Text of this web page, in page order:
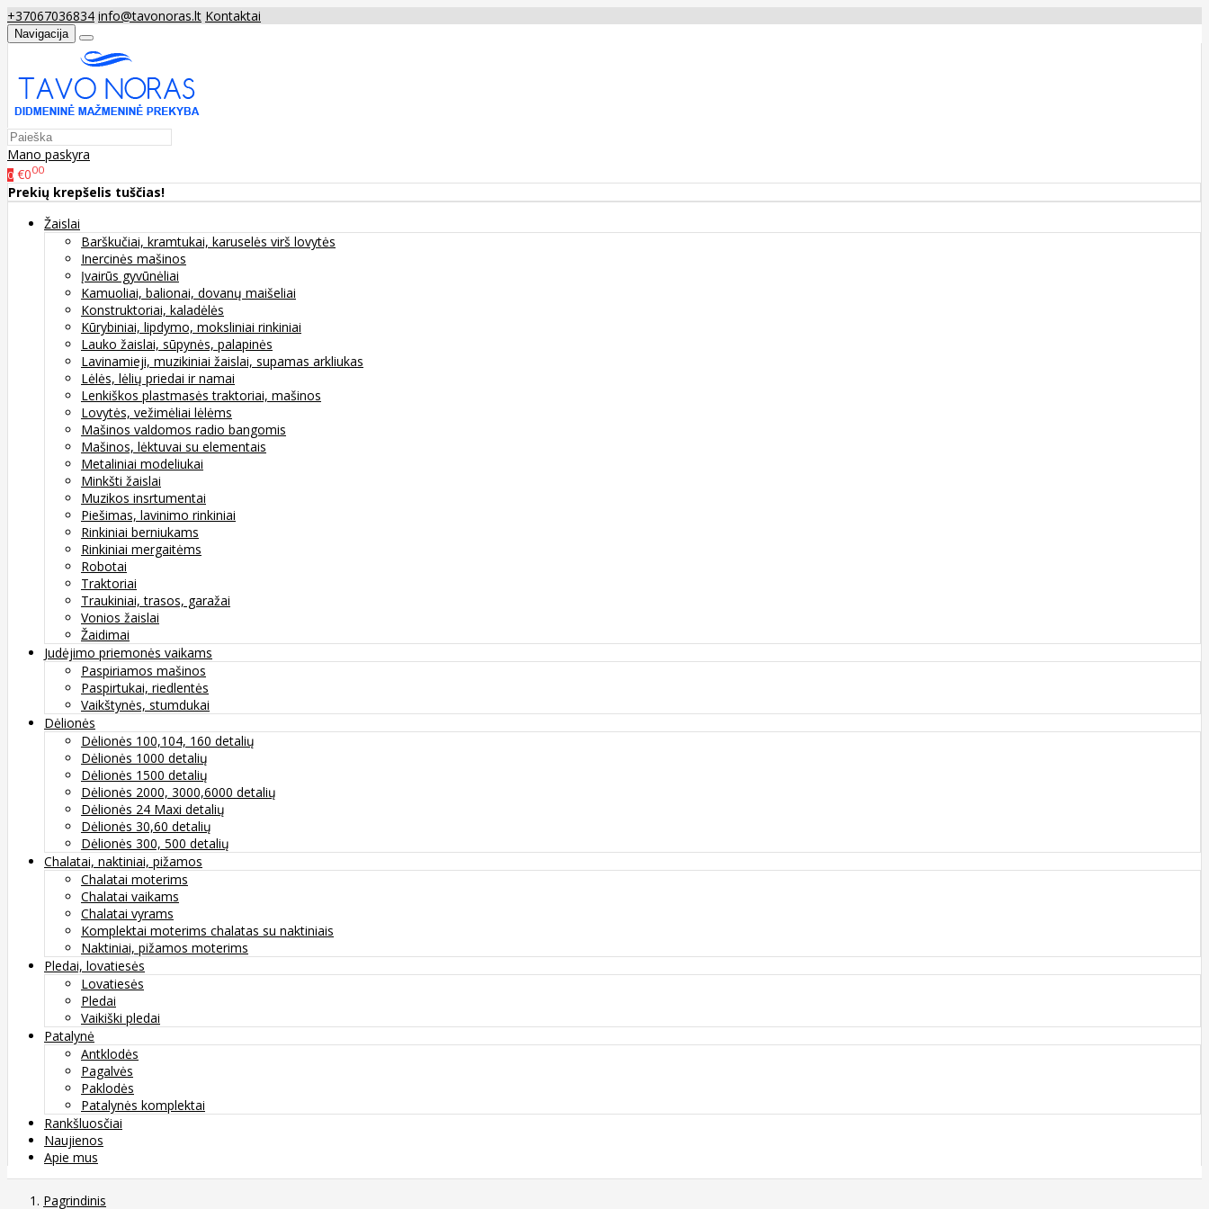
+37067036834 info@tavonoras.lt Kontaktai
Navigacija
Mano paskyra
0 €000
Prekių krepšelis tuščias!
Žaislai
Barškučiai, kramtukai, karuselės virš lovytės
Inercinės mašinos
Įvairūs gyvūnėliai
Kamuoliai, balionai, dovanų maišeliai
Konstruktoriai, kaladėlės
Kūrybiniai, lipdymo, moksliniai rinkiniai
Lauko žaislai, sūpynės, palapinės
Lavinamieji, muzikiniai žaislai, supamas arkliukas
Lėlės, lėlių priedai ir namai
Lenkiškos plastmasės traktoriai, mašinos
Lovytės, vežimėliai lėlėms
Mašinos valdomos radio bangomis
Mašinos, lėktuvai su elementais
Metaliniai modeliukai
Minkšti žaislai
Muzikos insrtumentai
Piešimas, lavinimo rinkiniai
Rinkiniai berniukams
Rinkiniai mergaitėms
Robotai
Traktoriai
Traukiniai, trasos, garažai
Vonios žaislai
Žaidimai
Judėjimo priemonės vaikams
Paspiriamos mašinos
Paspirtukai, riedlentės
Vaikštynės, stumdukai
Dėlionės
Dėlionės 100,104, 160 detalių
Dėlionės 1000 detalių
Dėlionės 1500 detalių
Dėlionės 2000, 3000,6000 detalių
Dėlionės 24 Maxi detalių
Dėlionės 30,60 detalių
Dėlionės 300, 500 detalių
Chalatai, naktiniai, pižamos
Chalatai moterims
Chalatai vaikams
Chalatai vyrams
Komplektai moterims chalatas su naktiniais
Naktiniai, pižamos moterims
Pledai, lovatiesės
Lovatiesės
Pledai
Vaikiški pledai
Patalynė
Antklodės
Pagalvės
Paklodės
Patalynės komplektai
Rankšluosčiai
Naujienos
Apie mus
Pagrindinis